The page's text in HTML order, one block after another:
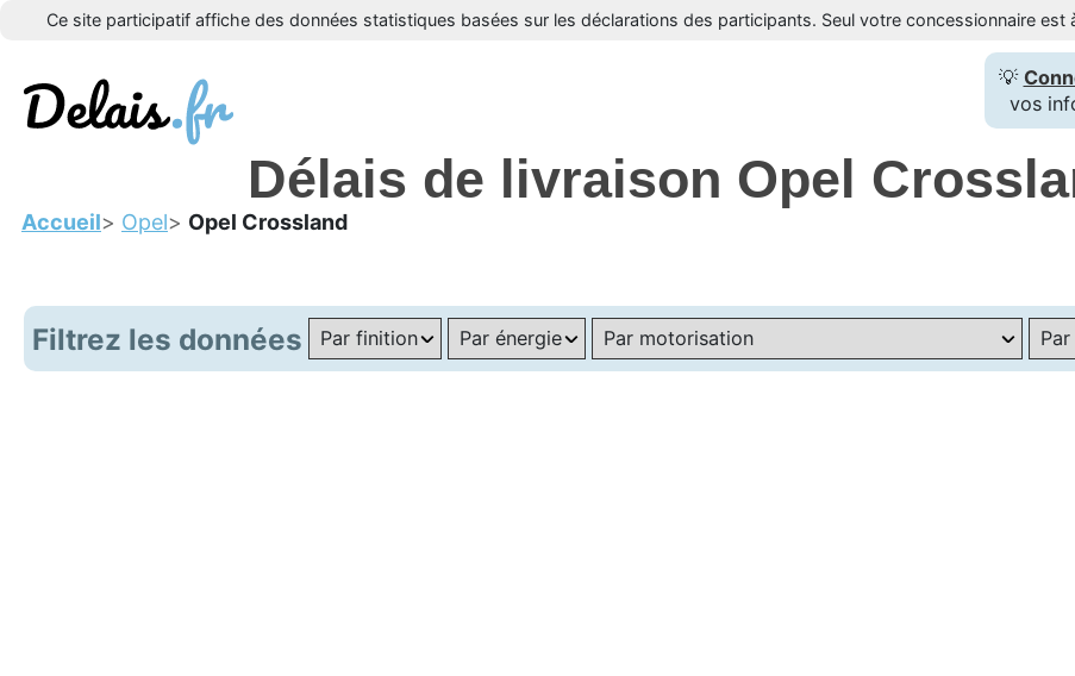
Ce site participatif affiche des données statistiques basées sur les déclarations des participants. Seul votre concessionnaire
💡
vos
Délais de livraison Opel
Accueil Opel Opel Crossland
Filtrez les données